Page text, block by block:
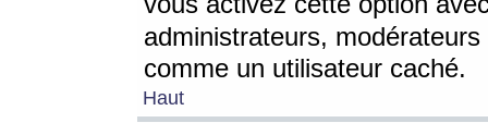
administrateurs,
comme un utilisateur caché.
Haut